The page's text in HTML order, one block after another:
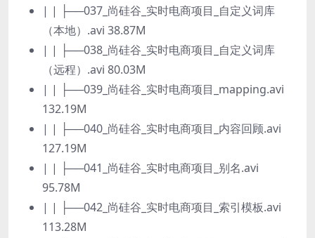
| | ├──037_尚硅谷_实时电商项目_自定义词库
（本地）.avi 38.87M
| | ├──038_尚硅谷_实时电商项目_自定义词库
（远程）.avi 80.03M
| | ├──039_尚硅谷_实时电商项目_mapping.avi
132.19M
| | ├──040_尚硅谷_实时电商项目_内容回顾.avi
127.19M
| | ├──041_尚硅谷_实时电商项目_别名.avi
95.78M
| | ├──042_尚硅谷_实时电商项目_索引模板.avi
113.28M